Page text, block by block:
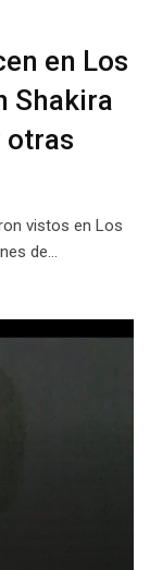
en Los
Shakira
otras
vistos en Los
de…